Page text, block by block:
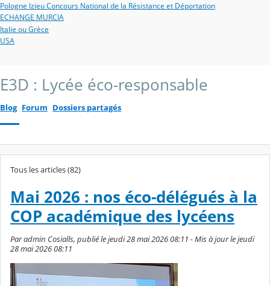
Pologne Izieu Concours National de la Résistance et Déportation
ECHANGE MURCIA
Italie ou Grèce
USA
E3D : Lycée éco-responsable
Blog Forum Dossiers partagés
Tous les articles (82)
Mai 2026 : nos éco-délégués à la
COP académique des lycéens
Par admin Cosialls, publié le jeudi 28 mai 2026 08:11 - Mis à jour le jeudi
28 mai 2026 08:11